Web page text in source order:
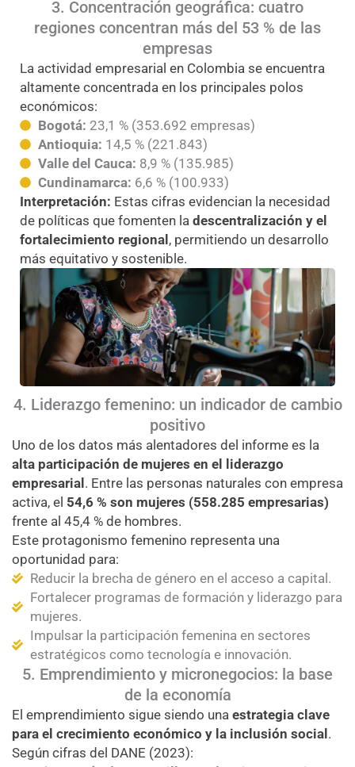
3. Concentración geográfica: cuatro
regiones concentran más del 53 % de las
empresas
La actividad empresarial en Colombia se encuentra
altamente concentrada en los principales polos
económicos:
Bogotá: 23,1 % (353.692 empresas)
Antioquia: 14,5 % (221.843)
Valle del Cauca: 8,9 % (135.985)
Cundinamarca: 6,6 % (100.933)
Interpretación: Estas cifras evidencian la necesidad
de políticas que fomenten la descentralización y el
fortalecimiento regional, permitiendo un desarrollo
más equitativo y sostenible.
4. Liderazgo femenino: un indicador de cambio
positivo
Uno de los datos más alentadores del informe es la
alta participación de mujeres en el liderazgo
empresarial. Entre las personas naturales con empresa
activa, el 54,6 % son mujeres (558.285 empresarias)
frente al 45,4 % de hombres.
Este protagonismo femenino representa una
oportunidad para:
Reducir la brecha de género en el acceso a capital.
Fortalecer programas de formación y liderazgo para
mujeres.
Impulsar la participación femenina en sectores
estratégicos como tecnología e innovación.
5. Emprendimiento y micronegocios: la base
de la economía
El emprendimiento sigue siendo una estrategia clave
para el crecimiento económico y la inclusión social.
Según cifras del DANE (2023):